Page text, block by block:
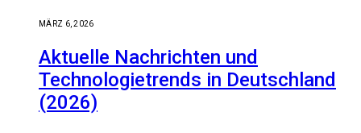
MÄRZ 6, 2026
Aktuelle Nachrichten und
Technologietrends in Deutschland
(2026)